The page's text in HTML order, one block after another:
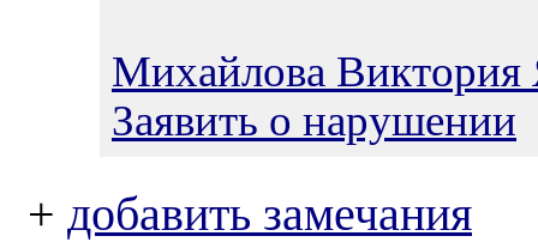
Михайлова Виктория
Заявить о нарушении
+ добавить замечания